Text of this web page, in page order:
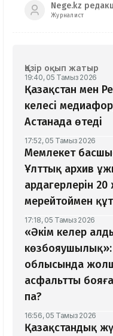
Nege.kz
Журналист
Қазір оқып жатыр
19:40, 05 Тамыз 2026
Қазақстан мен
келесі
Астанада өтеді
17:52, 05 Тамыз 2026
Мемлекет
Ұлттық архив
ардагерлерін
мерейтоймен
17:18, 05 Тамыз 2026
«Әкім келер
облысында
асфальтты
па?
16:56, 05 Тамыз 2026
Қазақстандық